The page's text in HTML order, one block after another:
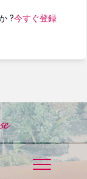
?今すぐ登録